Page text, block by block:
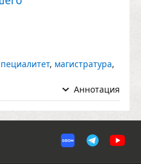
, магистратура,
Аннотация